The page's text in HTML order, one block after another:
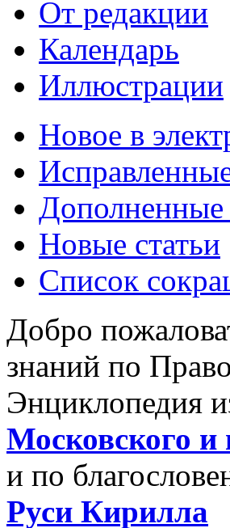
От редакции
Календарь
Иллюстрации
Новое в
Дополненные
Новые статьи
Список
Добро
знаний по
Энциклопедия
Московского и
и по
Руси Кирилла